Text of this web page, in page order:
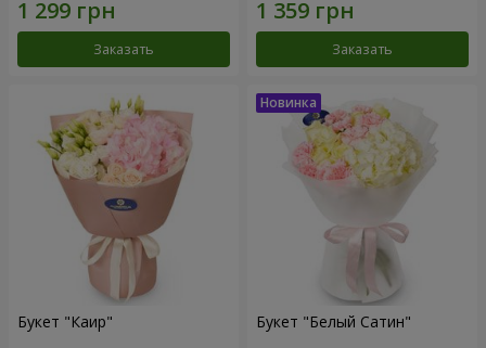
Заказать Заказать
Букет "Каир" Букет "Белый Сатин"